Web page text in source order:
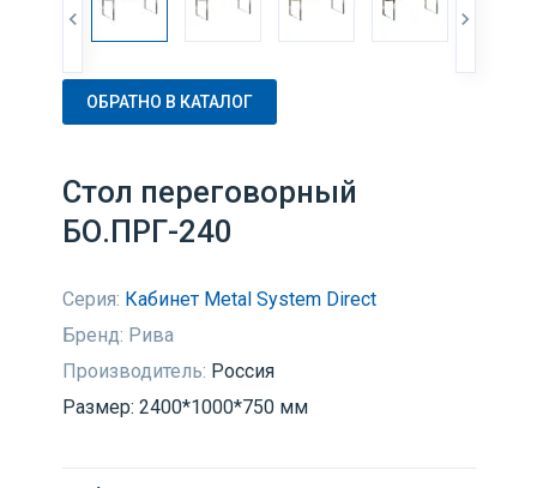
ОБРАТНО В КАТАЛОГ
Стол переговорный
БО.ПРГ-240
Серия: Кабинет Metal System Direct
Бренд: Рива
Производитель: Россия
Размер: 2400*1000*750 мм